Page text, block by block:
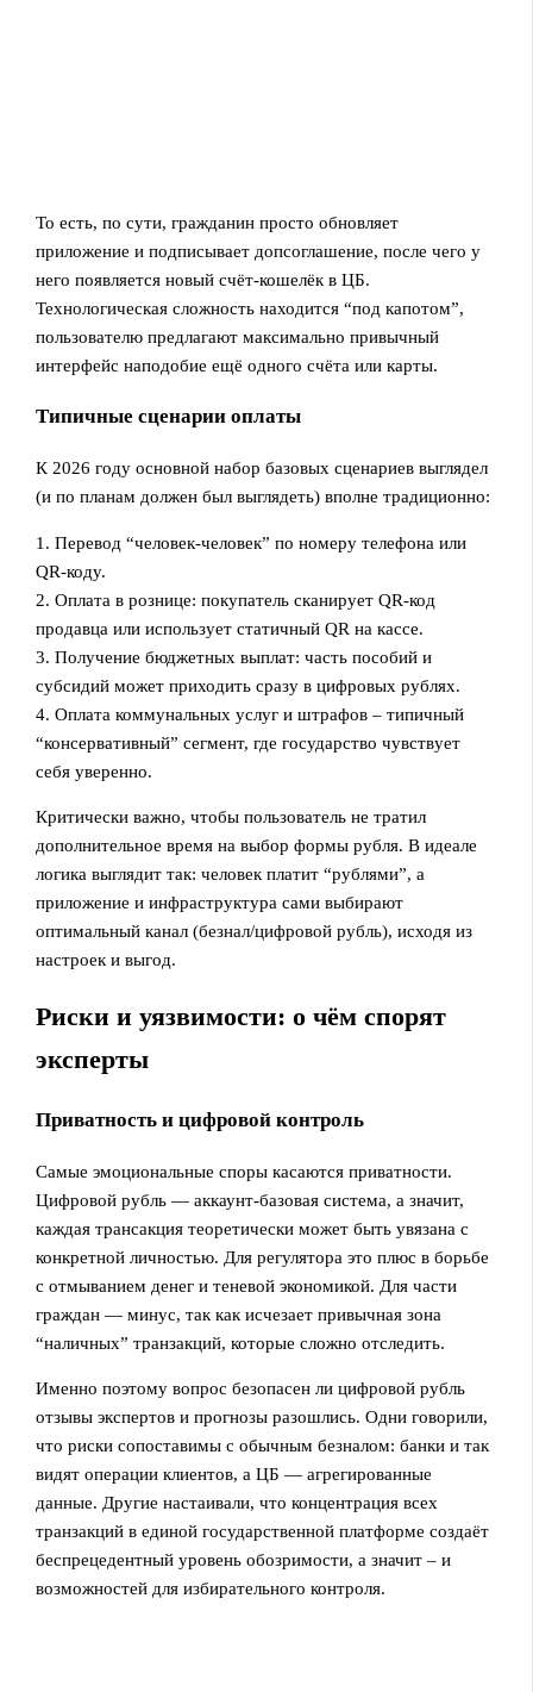
То есть, по сути, гражданин просто обновляет
приложение и подписывает допсоглашение, после чего у
него появляется новый счёт‑кошелёк в ЦБ.
Технологическая сложность находится “под капотом”,
пользователю предлагают максимально привычный
интерфейс наподобие ещё одного счёта или карты.
Типичные сценарии оплаты
К 2026 году основной набор базовых сценариев выглядел
(и по планам должен был выглядеть) вполне традиционно:
1. Перевод “человек‑человек” по номеру телефона или
QR‑коду.
2. Оплата в рознице: покупатель сканирует QR‑код
продавца или использует статичный QR на кассе.
3. Получение бюджетных выплат: часть пособий и
субсидий может приходить сразу в цифровых рублях.
4. Оплата коммунальных услуг и штрафов – типичный
“консервативный” сегмент, где государство чувствует
себя уверенно.
Критически важно, чтобы пользователь не тратил
дополнительное время на выбор формы рубля. В идеале
логика выглядит так: человек платит “рублями”, а
приложение и инфраструктура сами выбирают
оптимальный канал (безнал/цифровой рубль), исходя из
настроек и выгод.
Риски и уязвимости: о чём спорят
эксперты
Приватность и цифровой контроль
Самые эмоциональные споры касаются приватности.
Цифровой рубль — аккаунт‑базовая система, а значит,
каждая трансакция теоретически может быть увязана с
конкретной личностью. Для регулятора это плюс в борьбе
с отмыванием денег и теневой экономикой. Для части
граждан — минус, так как исчезает привычная зона
“наличных” транзакций, которые сложно отследить.
Именно поэтому вопрос безопасен ли цифровой рубль
отзывы экспертов и прогнозы разошлись. Одни говорили,
что риски сопоставимы с обычным безналом: банки и так
видят операции клиентов, а ЦБ — агрегированные
данные. Другие настаивали, что концентрация всех
транзакций в единой государственной платформе создаёт
беспрецедентный уровень обозримости, а значит – и
возможностей для избирательного контроля.